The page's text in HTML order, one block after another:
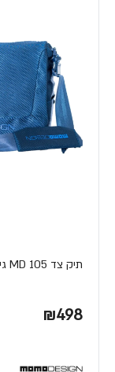
תיק צד MD 105 גימור קרבון כחול-כחול
₪498